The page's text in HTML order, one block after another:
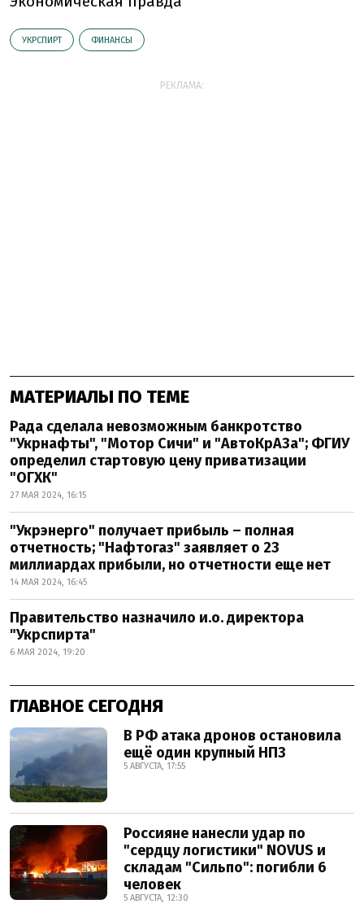
УКРСПИРТ ФИНАНСЫ
РЕКЛАМА:
МАТЕРИАЛЫ ПО ТЕМЕ
Рада сделала невозможным банкротство
"Укрнафты", "Мотор Сичи" и "АвтоКрАЗа"; ФГИУ
определил стартовую цену приватизации
"ОГХК"
27 МАЯ 2024, 16:15
"Укрэнерго" получает прибыль – полная
отчетность; "Нафтогаз" заявляет о 23
миллиардах прибыли, но отчетности еще нет
14 МАЯ 2024, 16:45
Правительство назначило и.о. директора
"Укрспирта"
6 МАЯ 2024, 19:20
ГЛАВНОЕ СЕГОДНЯ
В РФ атака дронов остановила
ещё один крупный НПЗ
5 АВГУСТА, 17:55
Россияне нанесли удар по
"сердцу логистики" NOVUS и
складам "Сильпо": погибли 6
человек
5 АВГУСТА, 12:30